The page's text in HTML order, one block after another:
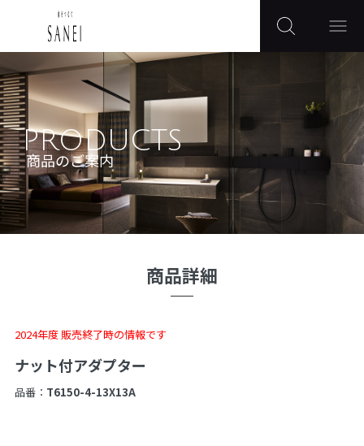
PRODUCTS
商品のご案内
商品詳細
2024年度 販売終了時の情報です
ナット付アダプター
品番： T6150-4-13X13A